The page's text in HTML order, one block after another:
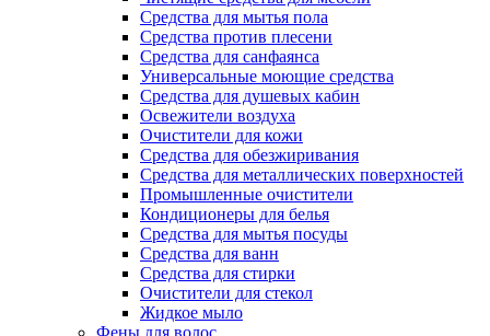
Средства для мытья пола
Средства против плесени
Средства для санфаянса
Универсальные моющие средства
Средства для душевых кабин
Освежители воздуха
Очистители для кожи
Средства для обезжиривания
Средства для металлических поверхностей
Промышленные очистители
Кондиционеры для белья
Средства для мытья посуды
Средства для ванн
Средства для стирки
Очистители для стекол
Жидкое мыло
Фены для волос